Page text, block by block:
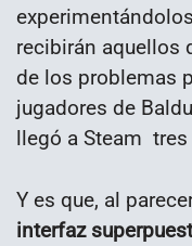
recibirán aquellos
de los problemas
jugadores de
llegó a Steam
Y es que, al
interfaz